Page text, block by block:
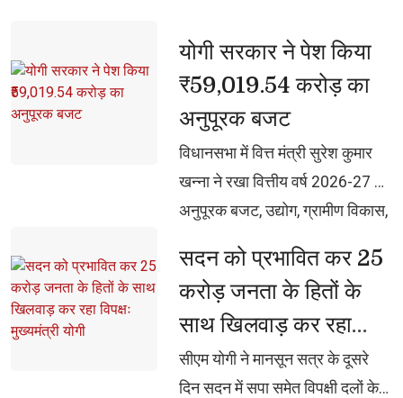
योगी सरकार ने पेश किया
₹59,019.54 करोड़ का
अनुपूरक बजट
विधानसभा में वित्त मंत्री सुरेश कुमार
खन्ना ने रखा वित्तीय वर्ष 2026-27 का
अनुपूरक बजट, उद्योग, ग्रामीण विकास,
मिला बड़ा प्रोत्साहन, राजस्व लेखे का
व्यय ₹17,399.50 करोड़ तथा पूंजी लेखे
का व्यय ₹41,620.04 करोड़, अनुपूरक
बजट में नई मांगों के लिए की गई
₹7,854.25 करोड़ की व्यवस्था
सदन को प्रभावित कर 25
करोड़ जनता के हितों के
साथ खिलवाड़ कर रहा
विपक्षः मुख्यमंत्री योगी
सीएम योगी ने मानसून सत्र के दूसरे
दिन सदन में सपा समेत विपक्षी दलों के